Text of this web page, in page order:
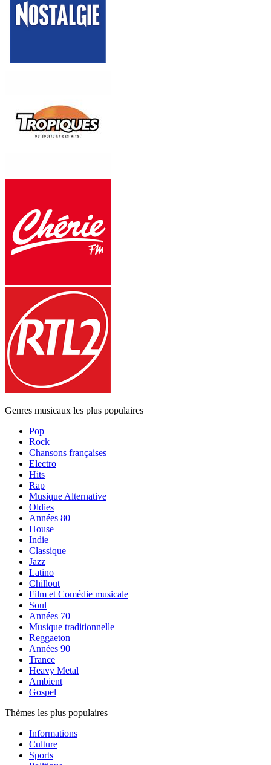
Genres musicaux les plus populaires
Pop
Rock
Chansons françaises
Electro
Hits
Rap
Musique Alternative
Oldies
Années 80
House
Indie
Classique
Jazz
Latino
Chillout
Film et Comédie musicale
Soul
Années 70
Musique traditionnelle
Reggaeton
Années 90
Trance
Heavy Metal
Ambient
Gospel
Thèmes les plus populaires
Informations
Culture
Sports